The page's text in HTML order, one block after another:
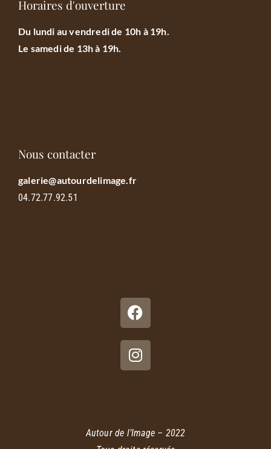
Horaires d'ouverture
Du lundi au vendredi de 10h à 19h.
Le samedi de 13h à 19h.
Nous contacter
galerie@autourdelimage.fr
04.72.77.92.51
Autour de l’Image – 2022